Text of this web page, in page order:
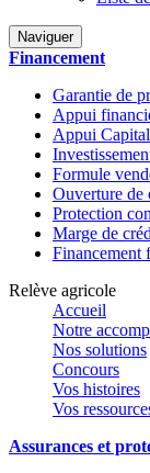
Naviguer
Financement
Garantie de
Appui
Appui
Formule
Ouverture de
Protection
Marge de
Financement
Relève agricole
Accueil
Notre
Nos solutions
Concours
Vos histoires
Vos
Assurances et